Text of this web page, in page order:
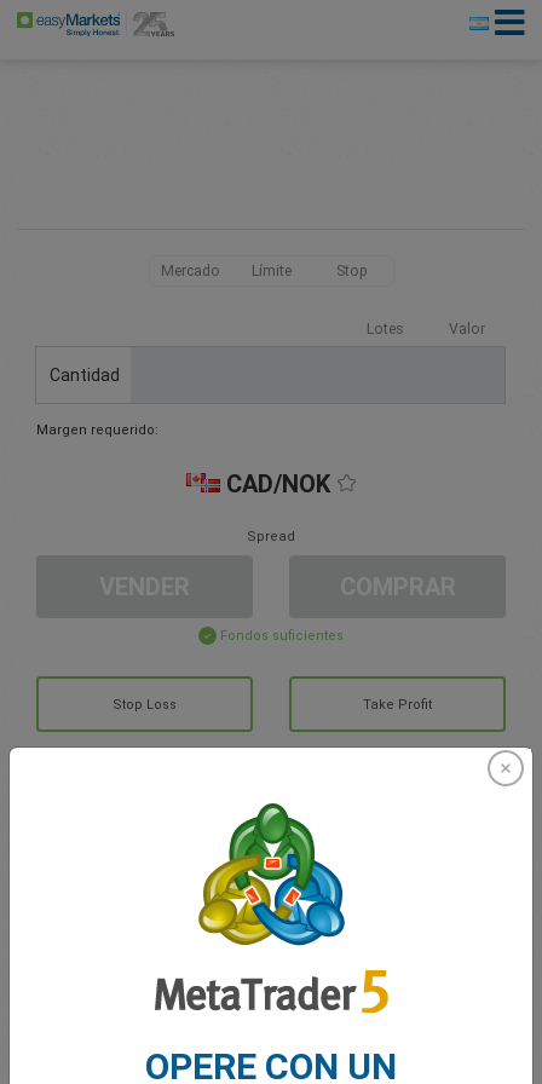
Mercado Límite Stop
Lotes Valor
Cantidad
Margen requerido:
CAD/NOK
Spread
Fondos suficientes
Stop Loss Take Profit
Cree una cuenta de trading
OPERE CON UN